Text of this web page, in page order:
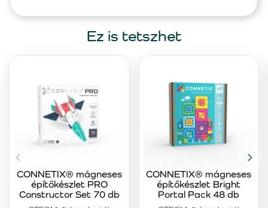
Ez is tetszhet
CONNETIX® mágneses
építőkészlet PRO
Constructor Set 70 db
CONNETIX® mágneses
építőkészlet Bright
Portal Pack 48 db